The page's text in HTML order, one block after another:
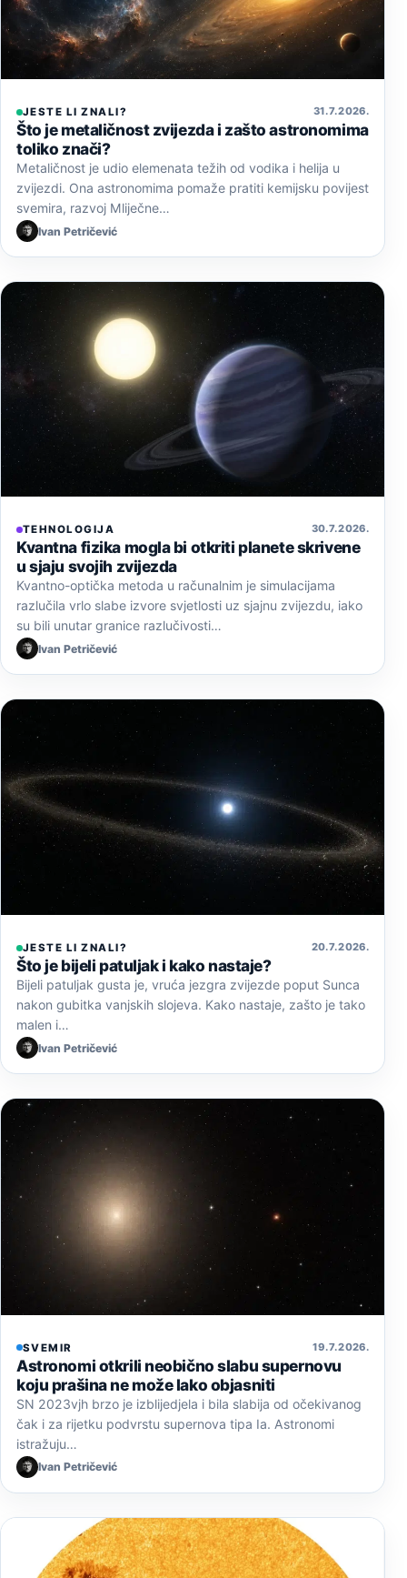
JESTE LI ZNALI? 31. 7. 2026.
Što je metaličnost zvijezda i zašto astronomima
toliko znači?
Metaličnost je udio elemenata težih od vodika i helija u
zvijezdi. Ona astronomima pomaže pratiti kemijsku povijest
svemira, razvoj Mliječne…
Ivan Petričević
TEHNOLOGIJA 30. 7. 2026.
Kvantna fizika mogla bi otkriti planete skrivene
u sjaju svojih zvijezda
Kvantno-optička metoda u računalnim je simulacijama
razlučila vrlo slabe izvore svjetlosti uz sjajnu zvijezdu, iako
su bili unutar granice razlučivosti…
Ivan Petričević
JESTE LI ZNALI? 20. 7. 2026.
Što je bijeli patuljak i kako nastaje?
Bijeli patuljak gusta je, vruća jezgra zvijezde poput Sunca
nakon gubitka vanjskih slojeva. Kako nastaje, zašto je tako
malen i…
Ivan Petričević
SVEMIR 19. 7. 2026.
Astronomi otkrili neobično slabu supernovu
koju prašina ne može lako objasniti
SN 2023vjh brzo je izblijedjela i bila slabija od očekivanog
čak i za rijetku podvrstu supernova tipa Ia. Astronomi
istražuju…
Ivan Petričević